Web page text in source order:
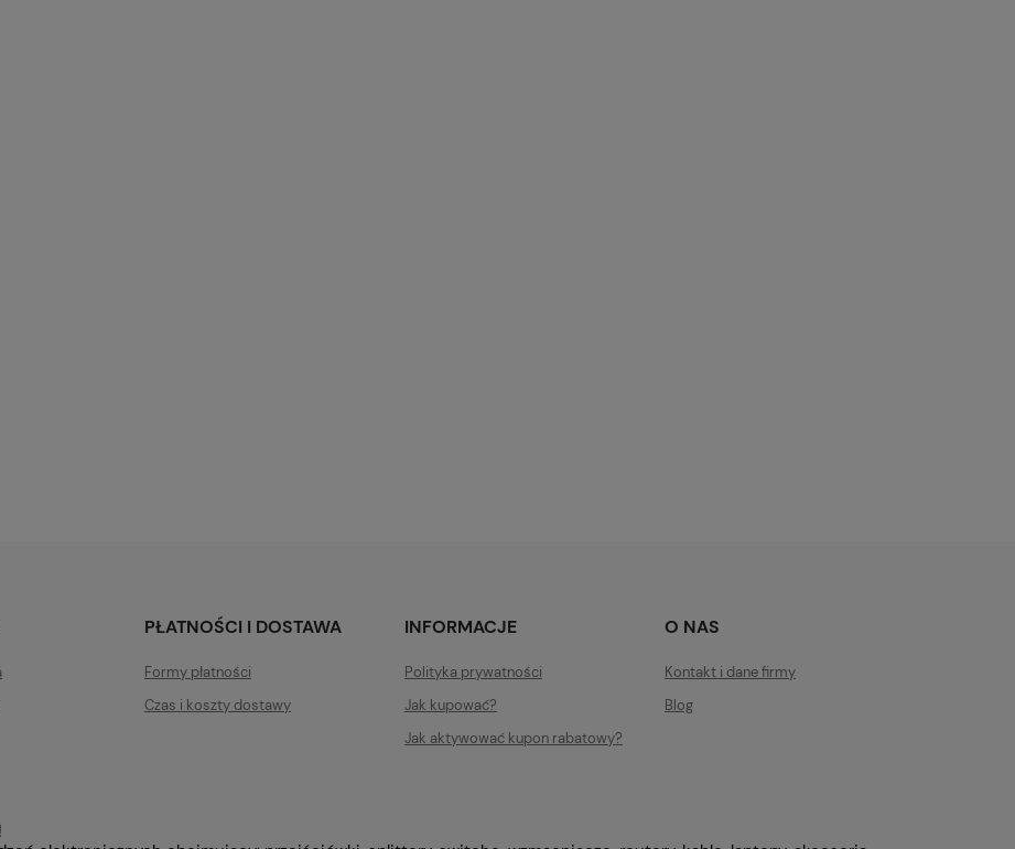
PŁATNOŚCI I DOSTAWA
Formy płatności
Czas i koszty dostawy
INFORMACJE
Polityka prywatności
Jak kupować?
Jak aktywować kupon rabatowy?
O NAS
Kontakt i dane firmy
Blog
!